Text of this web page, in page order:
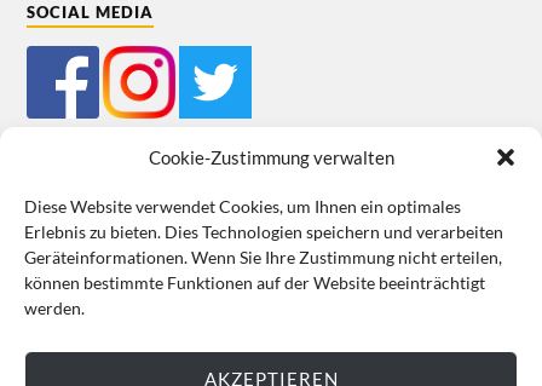
Cookie-Zustimmung verwalten
Diese Website verwendet Cookies, um Ihnen ein optimales
Erlebnis zu bieten. Dies Technologien speichern und verarbeiten
Geräteinformationen. Wenn Sie Ihre Zustimmung nicht erteilen,
können bestimmte Funktionen auf der Website beeinträchtigt
werden.
AKZEPTIEREN
SOCIAL MEDIA
Mein Bestellkonto Kundeninformationen Datenschutz
Cookie-Richtlinie (EU) Impressum
VERTRAG WIDERRUFEN